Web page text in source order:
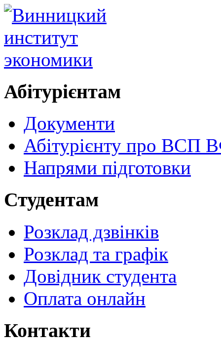
Абітурієнтам
Документи
Абітурієнту про ВСП
Напрями підготовки
Студентам
Розклад дзвінків
Розклад та графік
Довідник студента
Оплата онлайн
Контакти